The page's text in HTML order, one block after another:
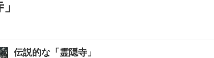
伝説的な「霊隠寺」